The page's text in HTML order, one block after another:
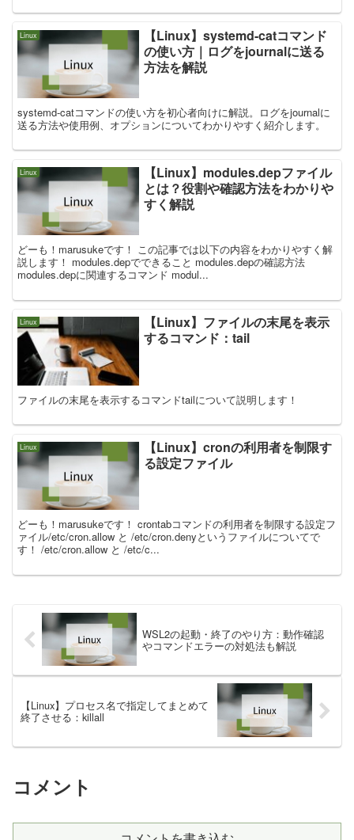
Linux
【Linux】systemd-catコマンド
の使い方｜ログをjournalに送る
方法を解説
systemd-catコマンドの使い方を初心者向けに解説。ログをjournalに
送る方法や使用例、オプションについてわかりやすく紹介します。
Linux
【Linux】modules.depファイル
とは？役割や確認方法をわかりや
すく解説
どーも！marusukeです！ この記事では以下の内容をわかりやすく解
説します！ modules.depでできること modules.depの確認方法
modules.depに関連するコマンド modul...
Linux
【Linux】ファイルの末尾を表示
するコマンド：tail
ファイルの末尾を表示するコマンドtailについて説明します！
Linux
【Linux】cronの利用者を制限す
る設定ファイル
どーも！marusukeです！ crontabコマンドの利用者を制限する設定フ
ァイル/etc/cron.allow と /etc/cron.denyというファイルについてで
す！ /etc/cron.allow と /etc/c...
WSL2の起動・終了のやり方：動作確認
やコマンドエラーの対処法も解説
【Linux】プロセス名で指定してまとめて
終了させる：killall
コメント